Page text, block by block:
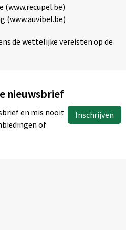
(www.recupel.be)
(www.auvibel.be)
de wettelijke vereisten op de
nieuwsbrief
en mis nooit
of
Inschrijven